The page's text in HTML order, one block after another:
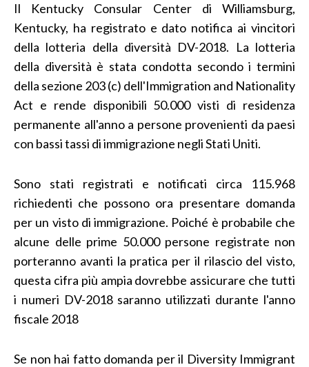
Il Kentucky Consular Center di Williamsburg,
Kentucky, ha registrato e dato notifica ai vincitori
della lotteria della diversità DV-2018. La lotteria
della diversità è stata condotta secondo i termini
della sezione 203 (c) dell'Immigration and Nationality
Act e rende disponibili 50.000 visti di residenza
permanente all'anno a persone provenienti da paesi
con bassi tassi di immigrazione negli Stati Uniti.
Sono stati registrati e notificati circa 115.968
richiedenti che possono ora presentare domanda
per un visto di immigrazione. Poiché è probabile che
alcune delle prime 50.000 persone registrate non
porteranno avanti la pratica per il rilascio del visto,
questa cifra più ampia dovrebbe assicurare che tutti
i numeri DV-2018 saranno utilizzati durante l'anno
fiscale 2018
Se non hai fatto domanda per il Diversity Immigrant